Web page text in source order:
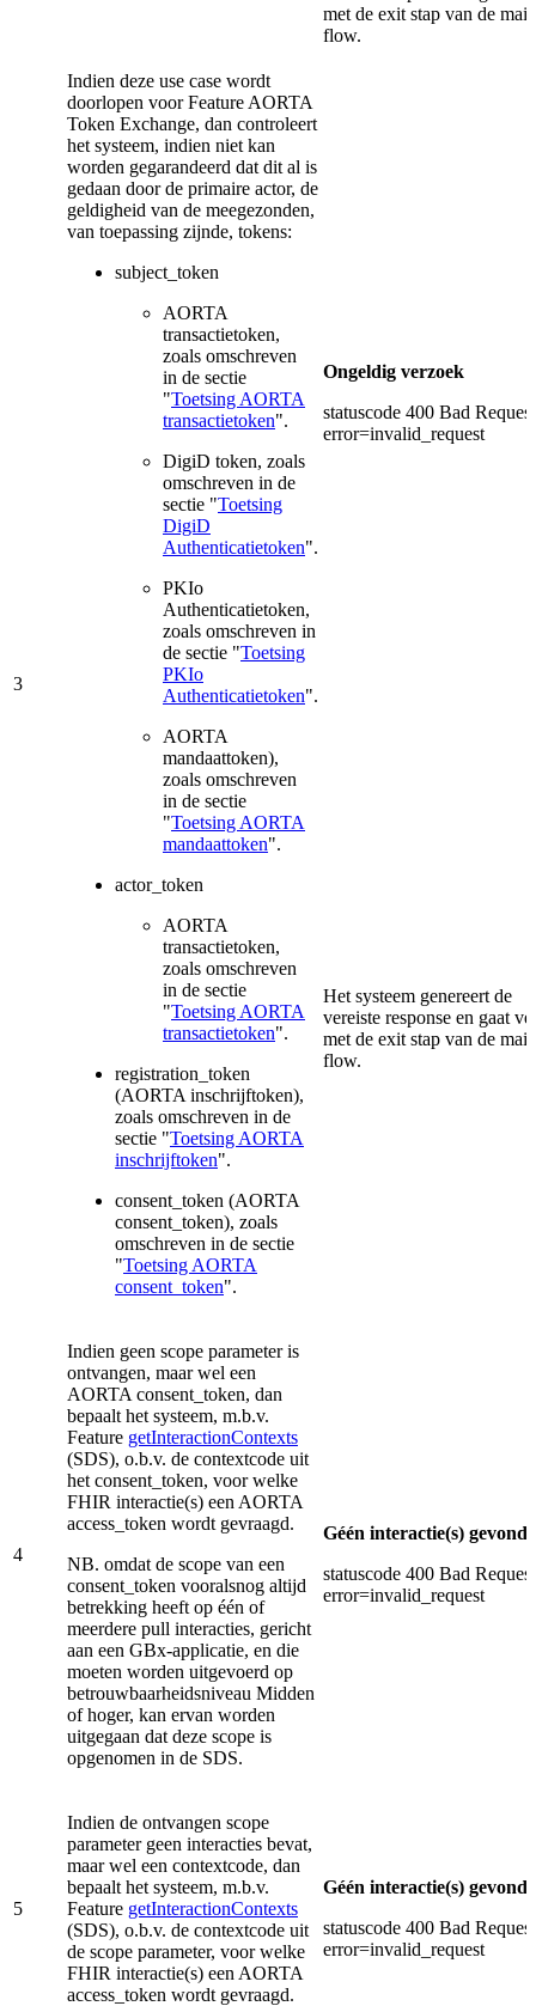
met de exit stap van de main
flow.
3
Indien deze use case wordt
doorlopen voor Feature AORTA
Token Exchange, dan controleert
het systeem, indien niet kan
worden gegarandeerd dat dit al is
gedaan door de primaire actor, de
geldigheid van de meegezonden,
van toepassing zijnde, tokens:
subject_token
AORTA
transactietoken,
zoals omschreven
in de sectie
"Toetsing AORTA
transactietoken".
DigiD token, zoals
omschreven in de
sectie "Toetsing
DigiD
Authenticatietoken".
PKIo
Authenticatietoken,
zoals omschreven in
de sectie "Toetsing
PKIo
Authenticatietoken".
AORTA
mandaattoken),
zoals omschreven
in de sectie
"Toetsing AORTA
mandaattoken".
actor_token
AORTA
transactietoken,
zoals omschreven
in de sectie
"Toetsing AORTA
transactietoken".
registration_token
(AORTA inschrijftoken),
zoals omschreven in de
sectie "Toetsing AORTA
inschrijftoken".
consent_token (AORTA
consent_token), zoals
omschreven in de sectie
"Toetsing AORTA
consent_token".
Ongeldig verzoek
statuscode 400 Bad
error=invalid_request
Het systeem genereert de
vereiste response en gaat
met de exit stap van de main
flow.
4
Indien geen scope parameter is
ontvangen, maar wel een
AORTA consent_token, dan
bepaalt het systeem, m.b.v.
Feature getInteractionContexts
(SDS), o.b.v. de contextcode uit
het consent_token, voor welke
FHIR interactie(s) een AORTA
access_token wordt gevraagd.
NB. omdat de scope van een
consent_token vooralsnog altijd
betrekking heeft op één of
meerdere pull interacties, gericht
aan een GBx-applicatie, en die
moeten worden uitgevoerd op
betrouwbaarheidsniveau Midden
of hoger, kan ervan worden
uitgegaan dat deze scope is
opgenomen in de SDS.
Géén interactie(s)
statuscode 400 Bad
error=invalid_request
5
Indien de ontvangen scope
parameter geen interacties bevat,
maar wel een contextcode, dan
bepaalt het systeem, m.b.v.
Feature getInteractionContexts
(SDS), o.b.v. de contextcode uit
de scope parameter, voor welke
FHIR interactie(s) een AORTA
access_token wordt gevraagd.
Géén interactie(s)
statuscode 400 Bad
error=invalid_request